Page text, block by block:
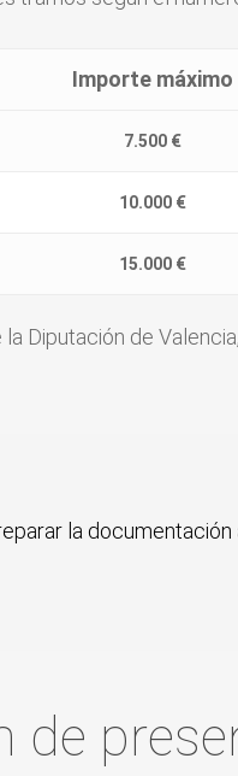
Importe máximo
7.500 €
10.000 €
15.000 €
Diputación de
la documentación
de